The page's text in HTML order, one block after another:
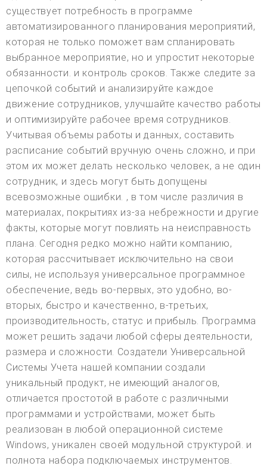
существует потребность в программе
автоматизированного планирования мероприятий,
которая не только поможет вам спланировать
выбранное мероприятие, но и упростит некоторые
обязанности. и контроль сроков. Также следите за
цепочкой событий и анализируйте каждое
движение сотрудников, улучшайте качество работы
и оптимизируйте рабочее время сотрудников.
Учитывая объемы работы и данных, составить
расписание событий вручную очень сложно, и при
этом их может делать несколько человек, а не один
сотрудник, и здесь могут быть допущены
всевозможные ошибки. , в том числе различия в
материалах, покрытиях из-за небрежности и другие
факты, которые могут повлиять на неисправность
плана. Сегодня редко можно найти компанию,
которая рассчитывает исключительно на свои
силы, не используя универсальное программное
обеспечение, ведь во-первых, это удобно, во-
вторых, быстро и качественно, в-третьих,
производительность, статус и прибыль. Программа
может решить задачи любой сферы деятельности,
размера и сложности. Создатели Универсальной
Системы Учета нашей компании создали
уникальный продукт, не имеющий аналогов,
отличается простотой в работе с различными
программами и устройствами, может быть
реализован в любой операционной системе
Windows, уникален своей модульной структурой. и
полнота набора подключаемых инструментов.